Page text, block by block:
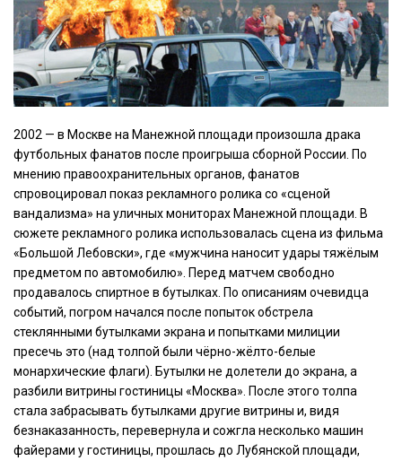
2002 — в Москве на Манежной площади произошла драка
футбольных фанатов после проигрыша сборной России. По
мнению правоохранительных органов, фанатов
спровоцировал показ рекламного ролика со «сценой
вандализма» на уличных мониторах Манежной площади. В
сюжете рекламного ролика использовалась сцена из фильма
«Большой Лебовски», где «мужчина наносит удары тяжёлым
предметом по автомобилю». Перед матчем свободно
продавалось спиртное в бутылках. По описаниям очевидца
событий, погром начался после попыток обстрела
стеклянными бутылками экрана и попытками милиции
пресечь это (над толпой были чёрно-жёлто-белые
монархические флаги). Бутылки не долетели до экрана, а
разбили витрины гостиницы «Москва». После этого толпа
стала забрасывать бутылками другие витрины и, видя
безнаказанность, перевернула и сожгла несколько машин
файерами у гостиницы, прошлась до Лубянской площади,